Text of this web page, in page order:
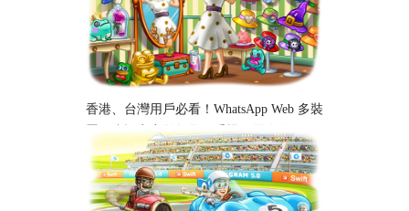
香港、台灣用戶必看！WhatsApp Web 多裝
置同步設定完整教學｜手機、電腦跨平台
使用指南